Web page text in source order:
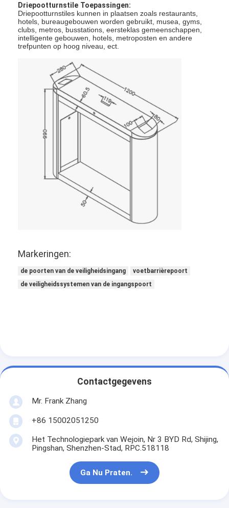
Over ons
Ga Nu Praten.
tourniquet barrière poort
Parkeren Barrier Gate
Driepootturnstile Toepassingen:
Driepootturnstiles kunnen in plaatsen zoals restaurants,
hotels, bureaugebouwen worden gebruikt, musea, gyms,
clubs, metros, busstations, eersteklas gemeenschappen,
intelligente gebouwen, hotels, metroposten en andere
trefpunten op hoog niveau, ect.
Markeringen:
de poorten van de veiligheidsingang
voetbarrièrepoort
de veiligheidssystemen van de ingangspoort
Contactgegevens
Mr. Frank Zhang
+86 15002051250
Het Technologiepark van Wejoin, Nr 3 BYD Rd, Shijing,
Pingshan, Shenzhen-Stad, RPC.518118
Ga Nu Praten.